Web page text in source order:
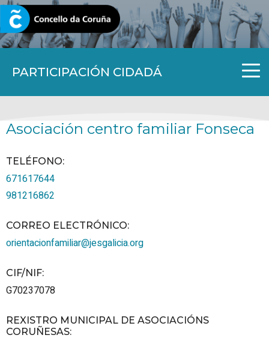
PARTICIPACIÓN CIDADÁ
CORUNA.GAL
Asociación centro familiar Fonseca
TELÉFONO:
671617644
981216862
CORREO ELECTRÓNICO:
orientacionfamiliar@jesgalicia.org
CIF/NIF:
G70237078
REXISTRO MUNICIPAL DE ASOCIACIÓNS
CORUÑESAS: